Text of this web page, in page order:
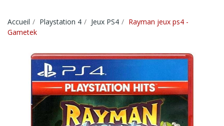
Accueil Playstation 4 Jeux PS4
Rayman jeux ps4 -
Gametek